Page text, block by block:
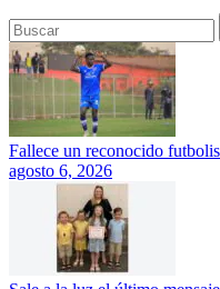
Fallece un reconocido
agosto 6, 2026